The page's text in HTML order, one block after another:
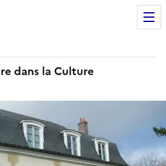
dans la Culture